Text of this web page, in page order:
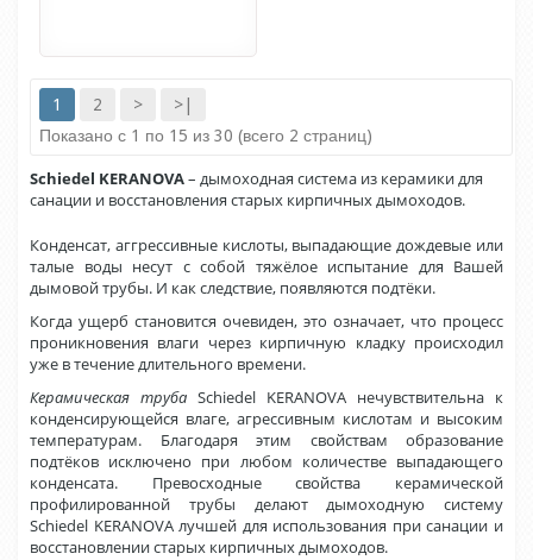
1 2 >
>|
Показано с 1 по 15 из 30 (всего 2 страниц)
Schiedel KERANOVA– дымоходная система из керамики для
санации и восстановления старых кирпичных дымоходов.
Конденсат, аггрессивные кислоты, выпадающие дождевые или
талые воды несут с собой тяжёлое испытание для Вашей
дымовой трубы. И как следствие, появляются подтёки.
Когда ущерб становится очевиден, это означает, что процесс
проникновения влаги через кирпичную кладку происходил
уже в течение длительного времени.
Керамическая труба Schiedel KERANOVA нечувствительна к
конденсирующейся влаге, агрессивным кислотам и высоким
температурам. Благодаря этим свойствам образование
подтёков исключено при любом количестве выпадающего
конденсата. Превосходные свойства керамической
профилированной трубы делают дымоходную систему
Schiedel KERANOVA лучшей для использования при санации и
восстановлении старых кирпичных дымоходов.